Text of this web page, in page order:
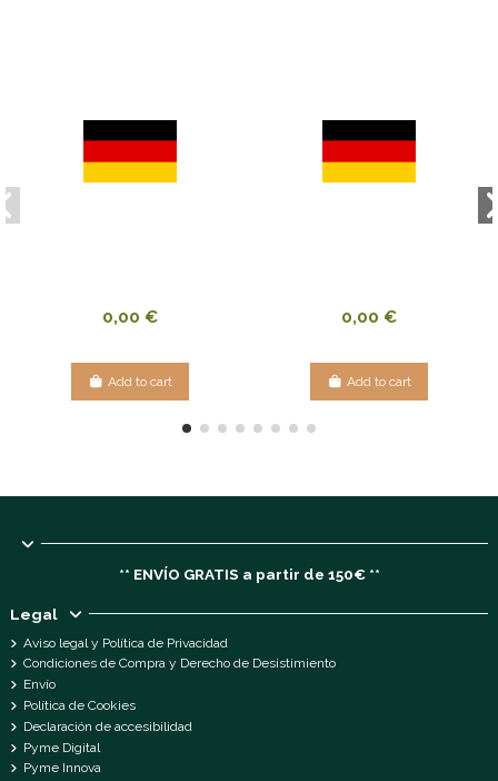
0,00 €
Add to cart
0,00 €
Add to cart
** ENVÍO GRATIS a partir de 150€ **
Legal
Aviso legal y Política de Privacidad
Condiciones de Compra y Derecho de Desistimiento
Envío
Política de Cookies
Declaración de accesibilidad
Pyme Digital
Pyme Innova